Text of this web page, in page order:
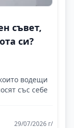
съвет,
си?
водещи
със себе
29/07/2026 г/